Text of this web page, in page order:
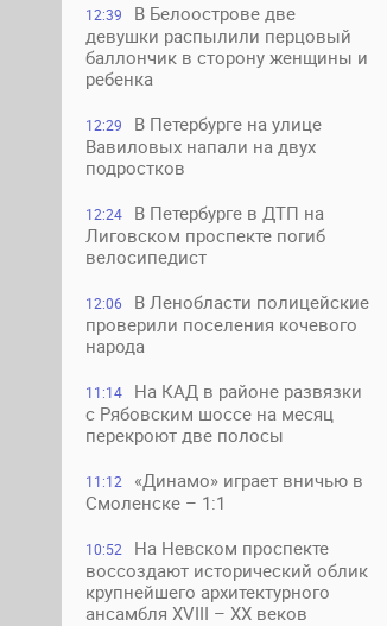
12:39
В Белоострове две
девушки распылили перцовый
баллончик в сторону женщины и
ребенка
12:29
В Петербурге на улице
Вавиловых напали на двух
подростков
12:24
В Петербурге в ДТП на
Лиговском проспекте погиб
велосипедист
12:06
В Ленобласти полицейские
проверили поселения кочевого
народа
11:14
На КАД в районе развязки
с Рябовским шоссе на месяц
перекроют две полосы
11:12
«Динамо» играет вничью в
Смоленске – 1:1
10:52
На Невском проспекте
воссоздают исторический облик
крупнейшего архитектурного
ансамбля XVIII – XX веков